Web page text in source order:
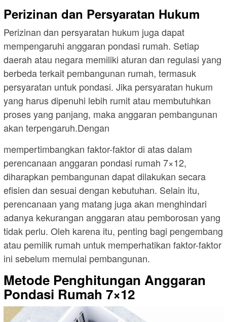
Perizinan dan Persyaratan Hukum
Perizinan dan persyaratan hukum juga dapat
mempengaruhi anggaran pondasi rumah. Setiap
daerah atau negara memiliki aturan dan regulasi yang
berbeda terkait pembangunan rumah, termasuk
persyaratan untuk pondasi. Jika persyaratan hukum
yang harus dipenuhi lebih rumit atau membutuhkan
proses yang panjang, maka anggaran pembangunan
akan terpengaruh.Dengan
mempertimbangkan faktor-faktor di atas dalam
perencanaan anggaran pondasi rumah 7×12,
diharapkan pembangunan dapat dilakukan secara
efisien dan sesuai dengan kebutuhan. Selain itu,
perencanaan yang matang juga akan menghindari
adanya kekurangan anggaran atau pemborosan yang
tidak perlu. Oleh karena itu, penting bagi pengembang
atau pemilik rumah untuk memperhatikan faktor-faktor
ini sebelum memulai pembangunan.
Metode Penghitungan Anggaran
Pondasi Rumah 7×12